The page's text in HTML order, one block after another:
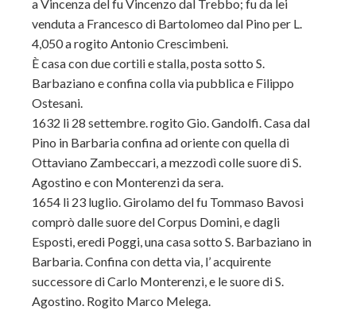
a Vincenza del fu Vincenzo dal Trebbo; fu da lei
venduta a Francesco di Bartolomeo dal Pino per L.
4,050 a rogito Antonio Crescimbeni.
È casa con due cortili e stalla, posta sotto S.
Barbaziano e confina colla via pubblica e Filippo
Ostesani.
1632 li 28 settembre. rogito Gio. Gandolfi. Casa dal
Pino in Barbaria confina ad oriente con quella di
Ottaviano Zambeccari, a mezzodì colle suore di S.
Agostino e con Monterenzi da sera.
1654 li 23 luglio. Girolamo del fu Tommaso Bavosi
comprò dalle suore del Corpus Domini, e dagli
Esposti, eredi Poggi, una casa sotto S. Barbaziano in
Barbaria. Confina con detta via, l’ acquirente
successore di Carlo Monterenzi, e le suore di S.
Agostino. Rogito Marco Melega.